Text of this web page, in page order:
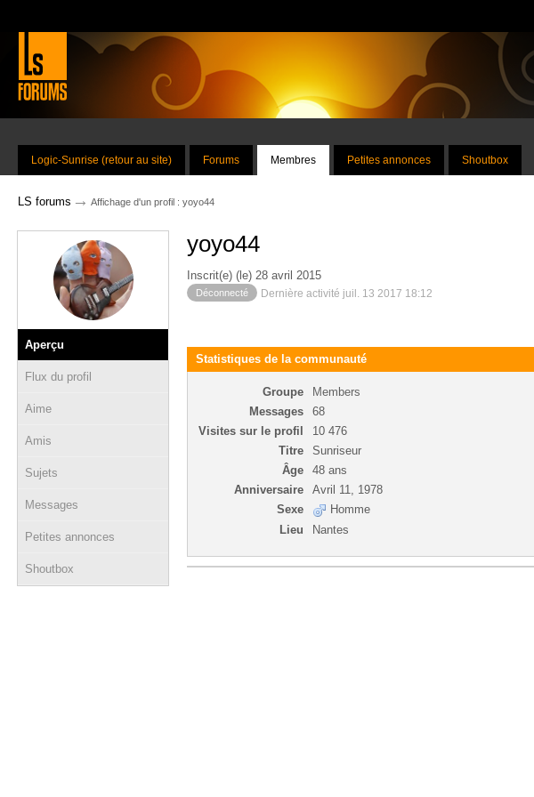
Logic-Sunrise (retour au site) Forums Membres Petites annonces Shoutbox
LS forums → Affichage d'un profil : yoyo44
Aperçu
Flux du profil
Aime
Amis
Sujets
Messages
Petites annonces
Shoutbox
yoyo44
Inscrit(e) (le) 28 avril 2015
Déconnecté Dernière activité juil. 13 2017 18:12
Statistiques de la communauté
Groupe
Members
Messages
68
Visites sur le profil
10 476
Titre
Sunriseur
Âge
48 ans
Anniversaire
Avril 11, 1978
Sexe
Homme
Lieu
Nantes